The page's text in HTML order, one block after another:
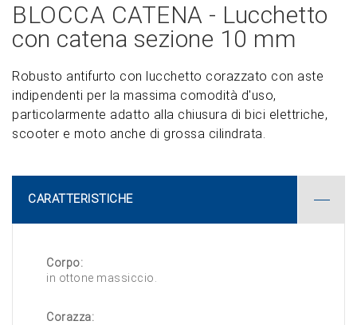
BLOCCA CATENA - Lucchetto
con catena sezione 10 mm
Robusto antifurto con lucchetto corazzato con aste
indipendenti per la massima comodità d'uso,
particolarmente adatto alla chiusura di bici elettriche,
scooter e moto anche di grossa cilindrata.
CARATTERISTICHE
Corpo:
in ottone massiccio.
Corazza: